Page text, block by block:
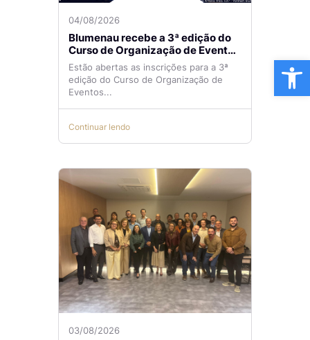
04/08/2026
Blumenau recebe a 3ª edição do
Curso de Organização de Eventos
Lilian Ribeiro
Estão abertas as inscrições para a 3ª
edição do Curso de Organização de
Eventos...
Continuar lendo
03/08/2026